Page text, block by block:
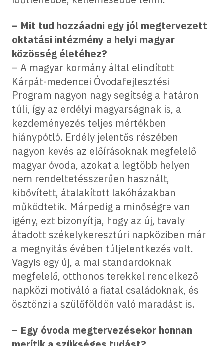
– Mit tud hozzáadni egy jól megtervezett
oktatási intézmény a helyi magyar
közösség életéhez?
– A magyar kormány által elindított
Kárpát-medencei Óvodafejlesztési
Program nagyon nagy segítség a határon
túli, így az erdélyi magyarságnak is, a
kezdeményezés teljes mértékben
hiánypótló. Erdély jelentős részében
nagyon kevés az előírásoknak megfelelő
magyar óvoda, azokat a legtöbb helyen
nem rendeltetésszerűen használt,
kibővített, átalakított lakóházakban
működtetik. Márpedig a minőségre van
igény, ezt bizonyítja, hogy az új, tavaly
átadott székelykeresztúri napköziben már
a megnyitás évében túljelentkezés volt.
Vagyis egy új, a mai standardoknak
megfelelő, otthonos terekkel rendelkező
napközi motiváló a fiatal családoknak, és
ösztönzi a szülőföldön való maradást is.
– Egy óvoda megtervezésekor honnan